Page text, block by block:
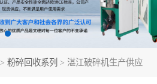
> 粉碎回收系列 > 湛江破碎机生产供应
工业冷水机
塑料干燥机
模温机